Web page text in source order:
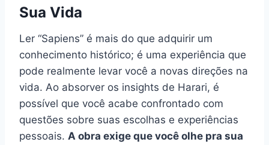
Sua Vida
Ler “Sapiens” é mais do que adquirir um
conhecimento histórico; é uma experiência que
pode realmente levar você a novas direções na
vida. Ao absorver os insights de Harari, é
possível que você acabe confrontado com
questões sobre suas escolhas e experiências
pessoais. A obra exige que você olhe pra sua